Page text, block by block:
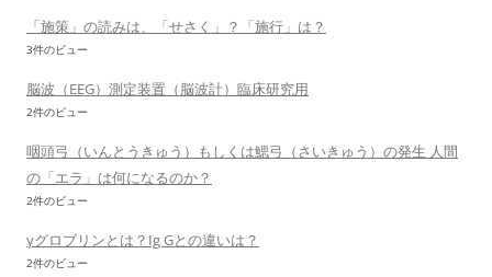
「施策」の読みは、「せさく」？「施行」は？
3件のビュー
脳波（EEG）測定装置（脳波計）臨床研究用
2件のビュー
咽頭弓（いんとうきゅう）もしくは鰓弓（さいきゅう）の発生 人間
の「エラ」は何になるのか？
2件のビュー
γグロブリンとは？Ig Gとの違いは？
2件のビュー